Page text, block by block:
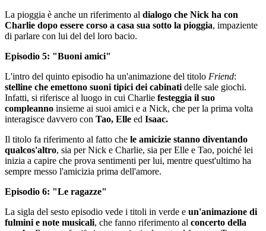
La pioggia è anche un riferimento al dialogo che Nick ha con
Charlie dopo essere corso a casa sua sotto la pioggia, impaziente
di parlare con lui del del loro bacio.
Episodio 5: "Buoni amici"
L'intro del quinto episodio ha un'animazione del titolo Friend:
stelline che emettono suoni tipici dei cabinati delle sale giochi.
Infatti, si riferisce al luogo in cui Charlie festeggia il suo
compleanno insieme ai suoi amici e a Nick, che per la prima volta
interagisce davvero con Tao, Elle ed Isaac.
Il titolo fa riferimento al fatto che le amicizie stanno diventando
qualcos'altro, sia per Nick e Charlie, sia per Elle e Tao, poiché lei
inizia a capire che prova sentimenti per lui, mentre quest'ultimo ha
sempre messo l'amicizia prima dell'amore.
Episodio 6: "Le ragazze"
La sigla del sesto episodio vede i titoli in verde e un'animazione di
fulmini e note musicali, che fanno riferimento al concerto della